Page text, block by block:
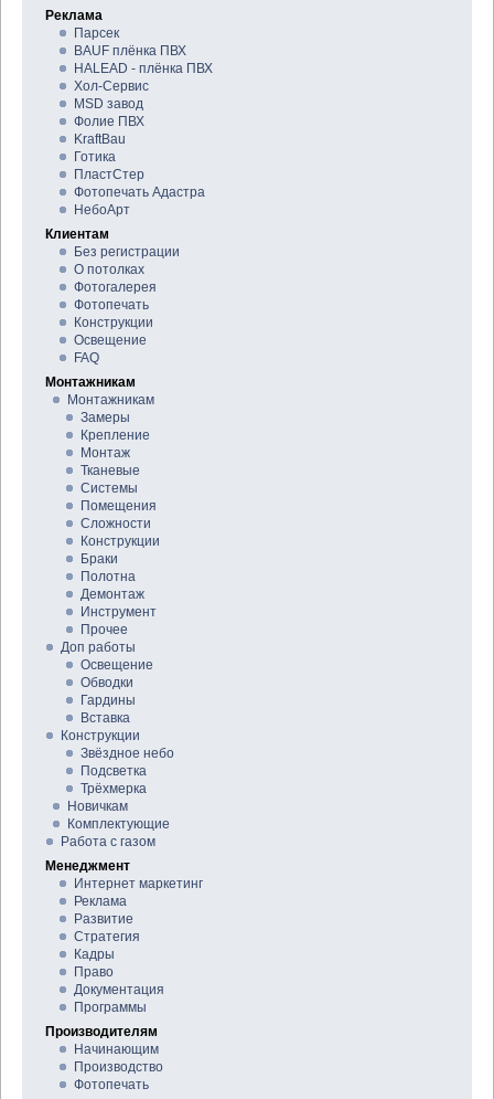
Реклама
Парсек
BAUF плёнка ПВХ
HALEAD - плёнка ПВХ
Хол-Сервис
MSD завод
Фолие ПВХ
KraftBau
Готика
ПластСтер
Фотопечать Адастра
НебоАрт
Клиентам
Без регистрации
О потолках
Фотогалерея
Фотопечать
Конструкции
Освещение
FAQ
Монтажникам
Монтажникам
Замеры
Крепление
Монтаж
Тканевые
Системы
Помещения
Сложности
Конструкции
Браки
Полотна
Демонтаж
Инструмент
Прочее
Доп работы
Освещение
Обводки
Гардины
Вставка
Конструкции
Звёздное небо
Подсветка
Трёхмерка
Новичкам
Комплектующие
Работа с газом
Менеджмент
Интернет маркетинг
Реклама
Развитие
Стратегия
Кадры
Право
Документация
Программы
Производителям
Начинающим
Производство
Фотопечать